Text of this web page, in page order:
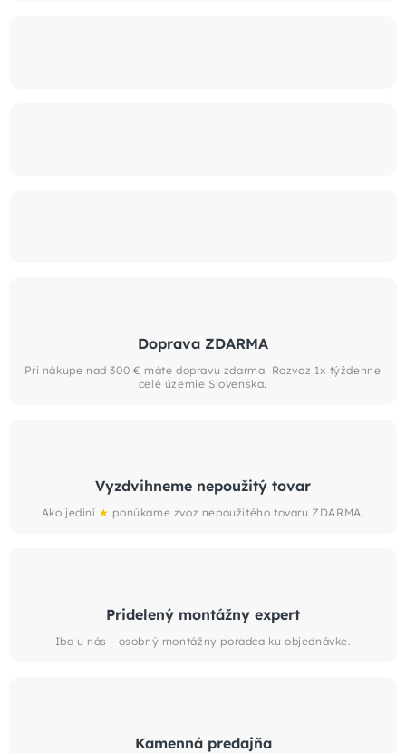
Doprava ZDARMA
Pri nákupe nad 300 € máte dopravu zdarma. Rozvoz 1x týždenne
celé územie Slovenska.
Vyzdvihneme nepoužitý tovar
Ako jediní ★ ponúkame zvoz nepoužitého tovaru ZDARMA.
Pridelený montážny expert
Iba u nás - osobný montážny poradca ku objednávke.
Kamenná predajňa